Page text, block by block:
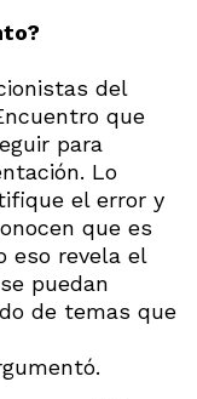
del
que
para
Lo
el error y
que es
eso revela el
puedan
de temas que